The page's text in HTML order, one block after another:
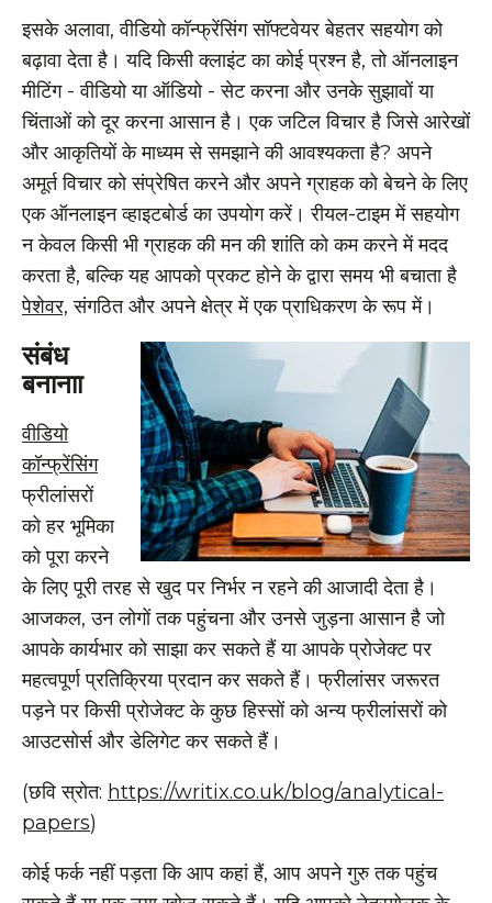
इसके अलावा, वीडियो कॉन्फ्रेंसिंग सॉफ्टवेयर बेहतर सहयोग को
बढ़ावा देता है। यदि किसी क्लाइंट का कोई प्रश्न है, तो ऑनलाइन
मीटिंग - वीडियो या ऑडियो - सेट करना और उनके सुझावों या
चिंताओं को दूर करना आसान है। एक जटिल विचार है जिसे आरेखों
और आकृतियों के माध्यम से समझाने की आवश्यकता है? अपने
अमूर्त विचार को संप्रेषित करने और अपने ग्राहक को बेचने के लिए
एक ऑनलाइन व्हाइटबोर्ड का उपयोग करें। रीयल-टाइम में सहयोग
न केवल किसी भी ग्राहक की मन की शांति को कम करने में मदद
करता है, बल्कि यह आपको प्रकट होने के द्वारा समय भी बचाता है
पेशेवर, संगठित और अपने क्षेत्र में एक प्राधिकरण के रूप में।
संबंध
बनानाा
वीडियो
कॉन्फ्रेंसिंग
फ्रीलांसरों
को हर भूमिका
को पूरा करने
के लिए पूरी तरह से खुद पर निर्भर न रहने की आजादी देता है।
आजकल, उन लोगों तक पहुंचना और उनसे जुड़ना आसान है जो
आपके कार्यभार को साझा कर सकते हैं या आपके प्रोजेक्ट पर
महत्वपूर्ण प्रतिक्रिया प्रदान कर सकते हैं। फ्रीलांसर जरूरत
पड़ने पर किसी प्रोजेक्ट के कुछ हिस्सों को अन्य फ्रीलांसरों को
आउटसोर्स और डेलिगेट कर सकते हैं।
(छवि स्रोत: https://writix.co.uk/blog/analytical-
papers)
कोई फर्क नहीं पड़ता कि आप कहां हैं, आप अपने गुरु तक पहुंच